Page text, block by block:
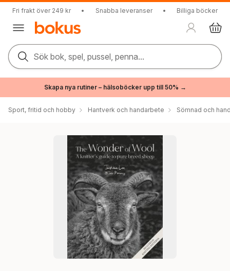
Fri frakt över 249 kr • Snabba leveranser • Billiga böcker
Sök bok, spel, pussel, penna...
Skapa nya rutiner – hälsoböcker upp till 50% →
Sport, fritid och hobby Hantverk och handarbete Sömnad och